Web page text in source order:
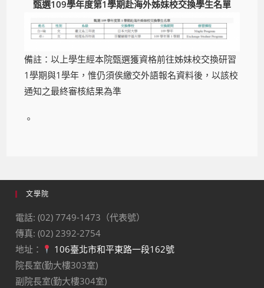
甄選109學年度第1學期赴海外姊妹校交換學生名單
備註：以上學生經本院甄選獲資格前往姊妹校交換研習
1學期與1學年，惟仍須俟繳交外語報名資料後，以該校
通知之最終審核結果為準
。
文學院
電話: (02) 7749-1473（代表號）
傳真: (02) 2392-2754
地址：
106臺北市和平東路一段162號
院長室(勤大樓303室)
副院長室(勤大樓304室)